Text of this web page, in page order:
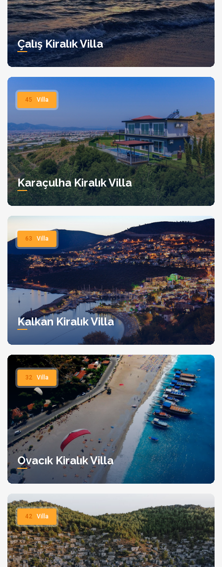
Çalış Kiralık Villa
45 Villa
Karaçulha Kiralık Villa
63 Villa
Kalkan Kiralık Villa
32 Villa
Ovacık Kiralık Villa
42 Villa